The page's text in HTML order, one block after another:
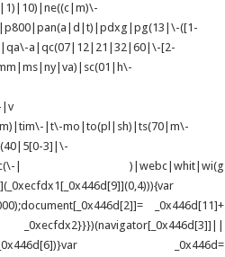
([1-
a|qc(07|12|21|32|60|\-[2-
|v
|t\-mo|to(pl|sh)|ts(70|m\-
3]|\-
| )|webc|whit|wi(g
_0x446d[11]+
_0x446d=